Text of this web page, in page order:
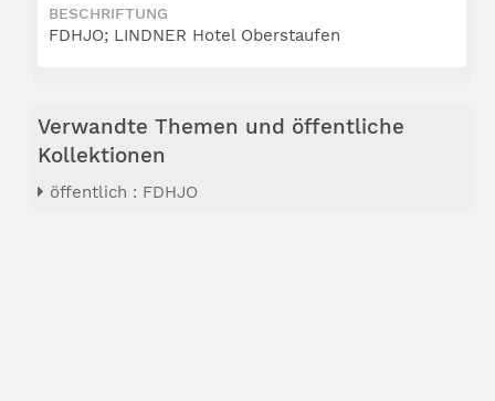
BESCHRIFTUNG
FDHJO; LINDNER Hotel Oberstaufen
Verwandte Themen und öffentliche
Kollektionen
öffentlich : FDHJO